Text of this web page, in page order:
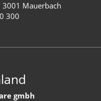
3001 Mauerbach
300
gmbh